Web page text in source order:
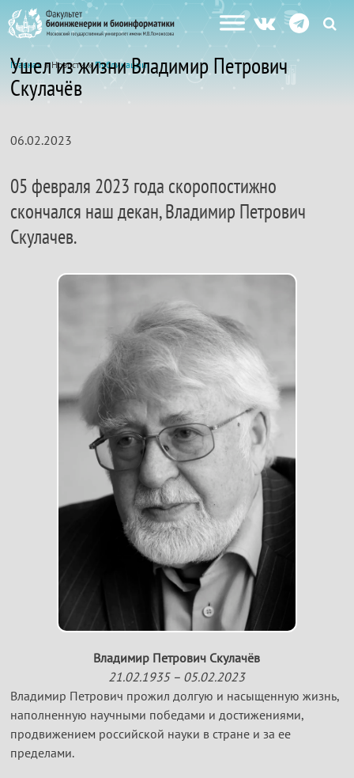
Главная » Новости »Публикации
Ушел из жизни Владимир Петрович
Скулачёв
06.02.2023
05 февраля 2023 года скоропостижно
скончался наш декан, Владимир Петрович
Скулачев.
Владимир Петрович Скулачёв
21.02.1935 – 05.02.2023
Владимир Петрович прожил долгую и насыщенную жизнь,
наполненную научными победами и достижениями,
продвижением российской науки в стране и за ее
пределами.